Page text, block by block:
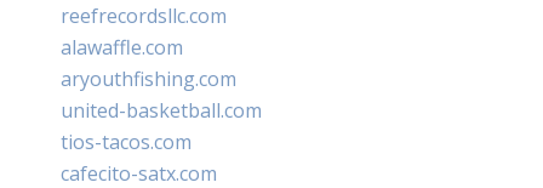
reefrecordsllc.com
alawaffle.com
aryouthfishing.com
united-basketball.com
tios-tacos.com
cafecito-satx.com